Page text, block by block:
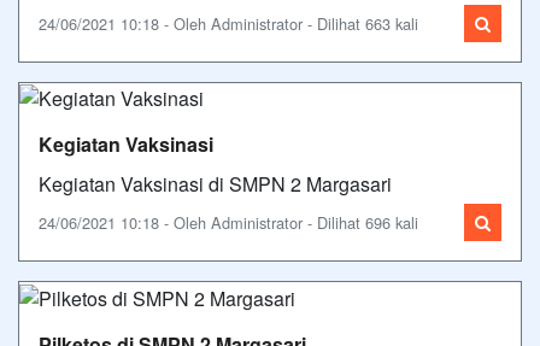
24/06/2021 10:18 - Oleh Administrator - Dilihat 663 kali
Kegiatan Vaksinasi
Kegiatan Vaksinasi di SMPN 2 Margasari
24/06/2021 10:18 - Oleh Administrator - Dilihat 696 kali